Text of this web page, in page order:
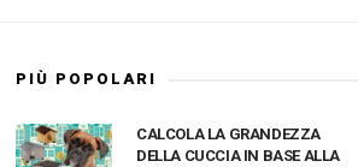
PIÙ POPOLARI
CALCOLA LA GRANDEZZA
DELLA CUCCIA IN BASE ALLA